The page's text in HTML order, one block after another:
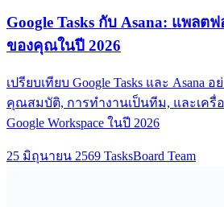
Google Tasks กับ Asana: แพลต
ของคุณในปี 2026
เปรียบเทียบ Google Tasks และ Asana
คุณสมบัติ, การทำงานเป็นทีม, และเครื่
Google Workspace ในปี 2026
25 มิถุนายน 2569 TasksBoard Team